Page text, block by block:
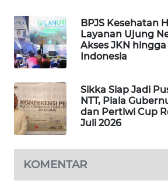
BPJS Kesehatan
Layanan Ujung
Akses JKN
Indonesia
Sikka Siap Jadi
NTT, Piala
dan Pertiwi Cup
Juli 2026
KOMENTAR
NEWS
ANUGERAH
NEWS
AKHLAK
ID